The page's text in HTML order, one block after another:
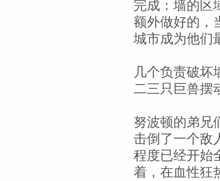
完成：墙的区
额外做好的，
城市成为他们
几个负责破坏
二三只巨兽摆
努波顿的弟兄
击倒了一个敌
程度已经开始
着，在血性狂